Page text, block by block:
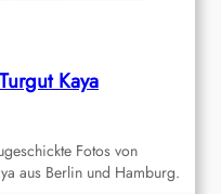
Kaya
Fotos von
aus Berlin und Hamburg.